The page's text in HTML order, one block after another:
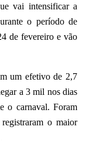
vai intensificar a
o período de
de fevereiro e vão
um efetivo de 2,7
a 3 mil nos dias
o carnaval. Foram
o maior